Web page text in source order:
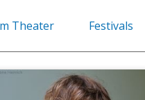
Theater Festivals